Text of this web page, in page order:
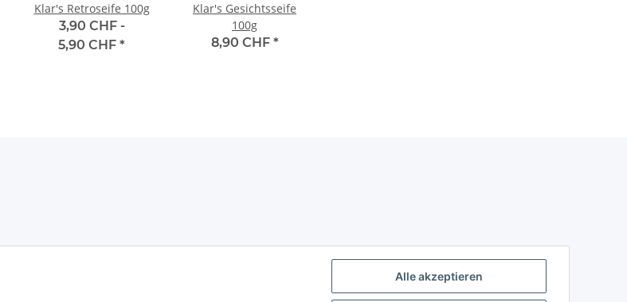
Klar's Retroseife 100g
3,90 CHF -
5,90 CHF *
Klar's Gesichtsseife
100g
8,90 CHF *
Alle akzeptieren